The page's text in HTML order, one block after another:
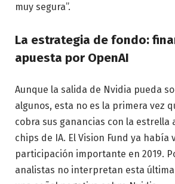
muy segura”.
La estrategia de fondo:
apuesta por OpenAI
Aunque la salida de Nvidia pueda
algunos, esta no es la primera vez
cobra sus ganancias con la estrella
chips de IA. El Vision Fund ya había
participación importante en 2019.
analistas no interpretan esta